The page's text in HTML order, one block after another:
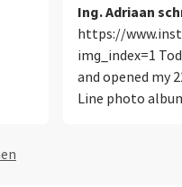
Ing. Adriaan
https://
img_index=1
and opened my
Line photo